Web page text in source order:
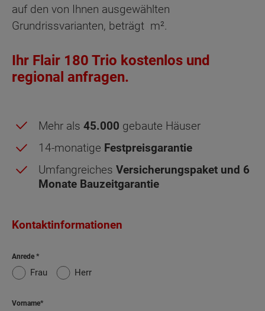
Obergeschoss (2 Wohnungen) -
Standard
(2 Wohnungen)
auf den von Ihnen ausgewählten
Grundrissvarianten, beträgt m².
Ihr Flair 180 Trio kostenlos und
regional anfragen.
Mehr als 45.000 gebaute Häuser
14-monatige Festpreisgarantie
Umfangreiches Versicherungspaket und 6
Monate Bauzeitgarantie
Kontaktinformationen
Anrede
Frau Herr
Vorname